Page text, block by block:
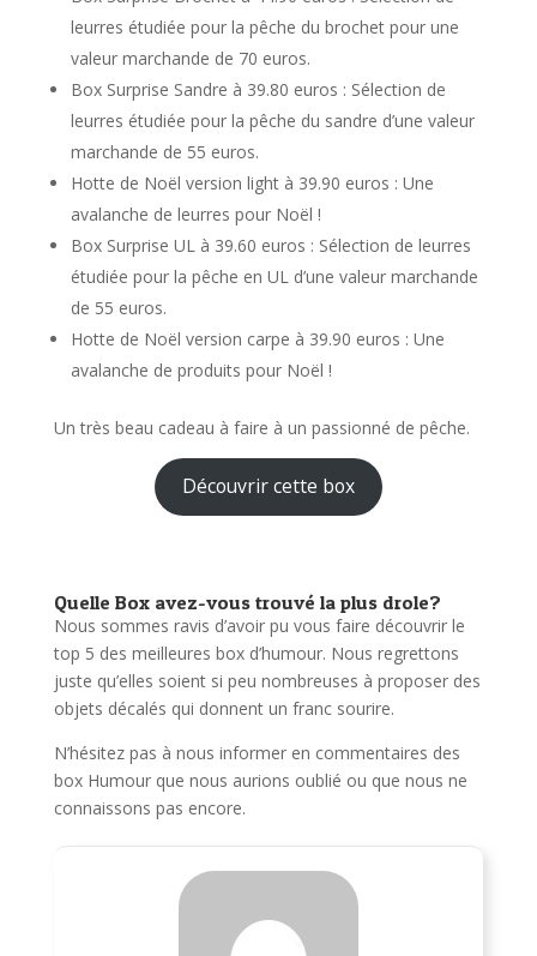
leurres étudiée pour la pêche du brochet pour une
valeur marchande de 70 euros.
Box Surprise Sandre à 39.80 euros : Sélection de
leurres étudiée pour la pêche du sandre d’une valeur
marchande de 55 euros.
Hotte de Noël version light à 39.90 euros : Une
avalanche de leurres pour Noël !
Box Surprise UL à 39.60 euros : Sélection de leurres
étudiée pour la pêche en UL d’une valeur marchande
de 55 euros.
Hotte de Noël version carpe à 39.90 euros : Une
avalanche de produits pour Noël !
Un très beau cadeau à faire à un passionné de pêche.
Découvrir cette box
Quelle Box avez-vous trouvé la plus drole?
Nous sommes ravis d’avoir pu vous faire découvrir le
top 5 des meilleures box d’humour. Nous regrettons
juste qu’elles soient si peu nombreuses à proposer des
objets décalés qui donnent un franc sourire.
N’hésitez pas à nous informer en commentaires des
box Humour que nous aurions oublié ou que nous ne
connaissons pas encore.